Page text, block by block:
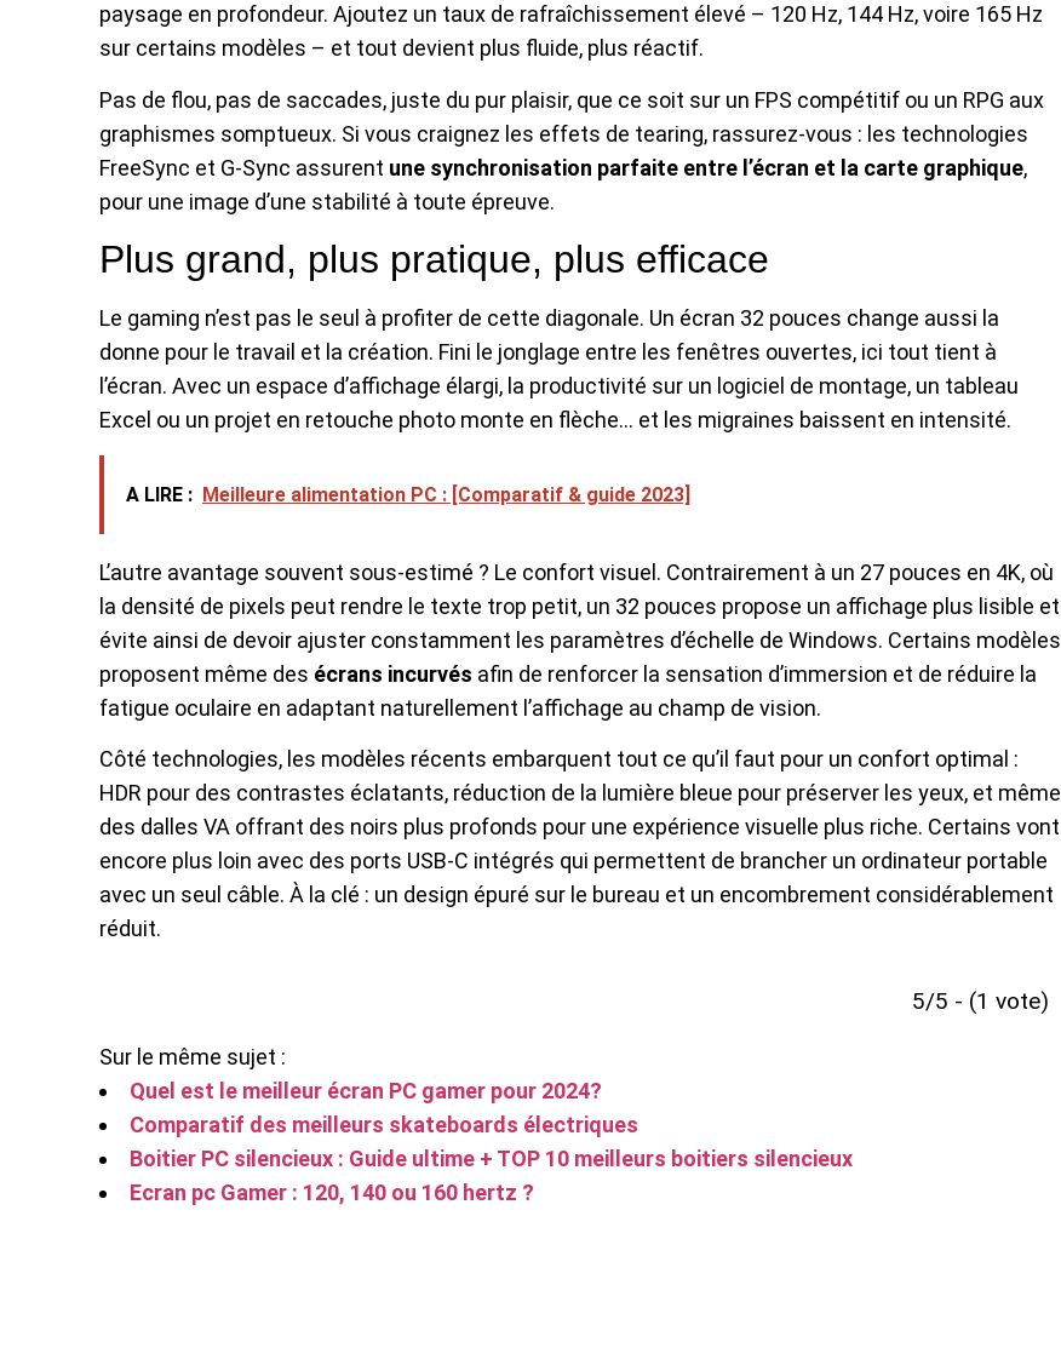
paysage en profondeur. Ajoutez un taux de rafraîchissement élevé – 120 Hz, 144 Hz, voire 165 Hz
sur certains modèles – et tout devient plus fluide, plus réactif.
Pas de flou, pas de saccades, juste du pur plaisir, que ce soit sur un FPS compétitif ou un RPG aux
graphismes somptueux. Si vous craignez les effets de tearing, rassurez-vous : les technologies
FreeSync et G-Sync assurent une synchronisation parfaite entre l’écran et la carte graphique,
pour une image d’une stabilité à toute épreuve.
Plus grand, plus pratique, plus efficace
Le gaming n’est pas le seul à profiter de cette diagonale. Un écran 32 pouces change aussi la
donne pour le travail et la création. Fini le jonglage entre les fenêtres ouvertes, ici tout tient à
l’écran. Avec un espace d’affichage élargi, la productivité sur un logiciel de montage, un tableau
Excel ou un projet en retouche photo monte en flèche… et les migraines baissent en intensité.
A LIRE : Meilleure alimentation PC : [Comparatif & guide 2023]
L’autre avantage souvent sous-estimé ? Le confort visuel. Contrairement à un 27 pouces en 4K, où
la densité de pixels peut rendre le texte trop petit, un 32 pouces propose un affichage plus lisible et
évite ainsi de devoir ajuster constamment les paramètres d’échelle de Windows. Certains modèles
proposent même des écrans incurvés afin de renforcer la sensation d’immersion et de réduire la
fatigue oculaire en adaptant naturellement l’affichage au champ de vision.
Côté technologies, les modèles récents embarquent tout ce qu’il faut pour un confort optimal :
HDR pour des contrastes éclatants, réduction de la lumière bleue pour préserver les yeux, et même
des dalles VA offrant des noirs plus profonds pour une expérience visuelle plus riche. Certains vont
encore plus loin avec des ports USB-C intégrés qui permettent de brancher un ordinateur portable
avec un seul câble. À la clé : un design épuré sur le bureau et un encombrement considérablement
réduit.
5/5 - (1 vote)
Sur le même sujet :
Quel est le meilleur écran PC gamer pour 2024?
Comparatif des meilleurs skateboards électriques
Boitier PC silencieux : Guide ultime + TOP 10 meilleurs boitiers silencieux
Ecran pc Gamer : 120, 140 ou 160 hertz ?